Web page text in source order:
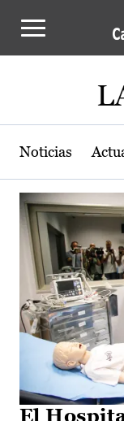
Actualidad
Noticias
El